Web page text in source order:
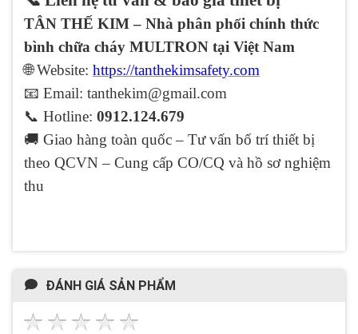
TÂN THẾ KIM – Nhà phân phối chính thức
bình chữa cháy MULTRON tại Việt Nam
🌐Website: https://tanthekimsafety.com
📧 Email: tanthekim@gmail.com
📞 Hotline: 0912.124.679
🚚 Giao hàng toàn quốc – Tư vấn bố trí thiết bị
theo QCVN – Cung cấp CO/CQ và hồ sơ nghiệm
thu
ĐÁNH GIÁ SẢN PHẨM